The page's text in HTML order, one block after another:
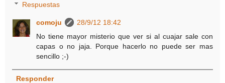
Respuestas
comoju
28/9/12 18:42
No tiene mayor misterio que ver si al cuajar sale con
capas o no jaja. Porque hacerlo no puede ser mas
sencillo ;-)
Responder